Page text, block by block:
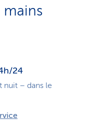
mains
24
nuit – dans le